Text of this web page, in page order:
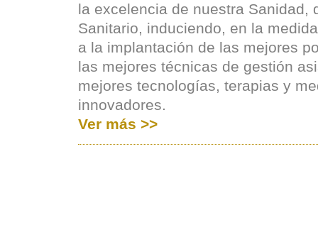
la excelencia de nuestra Sanidad,
Sanitario, induciendo, en la
a la implantación de las mejores
las mejores técnicas de gestión
mejores tecnologías, terapias y
innovadores.
Ver más >>